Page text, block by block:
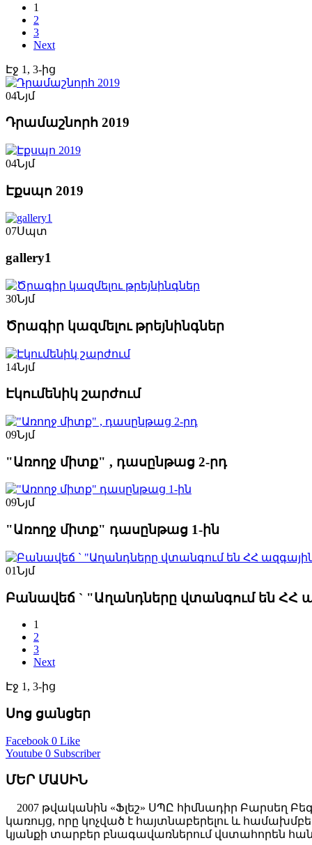
1
2
3
Next
Էջ 1, 3-ից
04Նյմ
Դրամաշնորհ 2019
04Նյմ
Էքսպո 2019
07Սպտ
gallery1
30Նյմ
Ծրագիր կազմելու թրեյնինգներ
14Նյմ
Էկումենիկ շարժում
09Նյմ
"Առողջ միտք" , դասընթաց 2-րդ
09Նյմ
"Առողջ միտք" դասընթաց 1-ին
01Նյմ
Բանավեճ ` "Աղանդները վտանգում են ՀՀ
1
2
3
Next
Էջ 1, 3-ից
Սոց ցանցեր
Facebook 0 Like
Youtube 0 Subscriber
ՄԵՐ ՄԱՍԻՆ
2007 թվականին «Ֆլեշ» ՍՊԸ հիմնադիր Բարսեղ
կառույց, որը կոչված է հայտնաբերելու և
կյանքի տարբեր բնագավառներում վստահորեն